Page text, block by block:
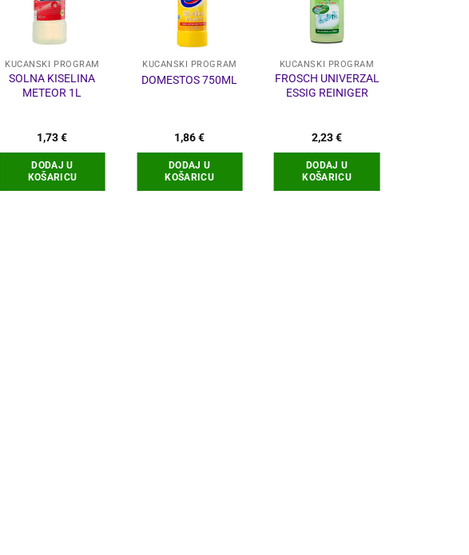
KUĆANSKI PROGRAM
SOLNA KISELINA
METEOR 1L
1,73€
DODAJ U
KOŠARICU
KUĆANSKI PROGRAM
DOMESTOS 750ML
1,86€
DODAJ U
KOŠARICU
KUĆANSKI PROGRAM
FROSCH UNIVERZAL
ESSIG REINIGER
2,23€
DODAJ U
KOŠARICU